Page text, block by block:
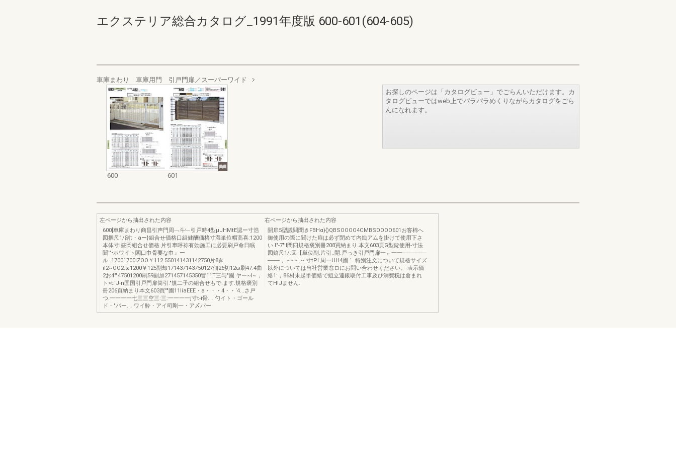
エクステリア総合カタログ_1991年度版 600-601(604-605)
車庫まわり 車庫用門 引戸門扉／スーパーワイド
600 601
お探しのページは「カタログビュー」でごらんいただけます。カ
タログビューではweb上でパラパラめくりながらカタログをごら
んになれます。
左ページから抽出された内容
600[車庫まわり商昌引声門周﹁斗﹂引戸時4型μJHMtE認ー寸浩
図掴尺1/剖t・aー}組合せ価格口組健酬価格寸湿単位帽高喜:1200
本体寸i盛岡組合せ価格.片引車呼祢有効施工に必要刷戸命日眠
聞'"•ホワイト関口巾骨要な巾』ー
ル..17001700IZOO￥112.550141431142750片8き
iI2~OO2.ω1200￥125副却171437143750127佃26切12ω刷47.4曲
2お4""47501200刷59副加271457145350冒11T三与"園.ヤー~l~，
ト>t.'J-n国国引戸門扉筒引."規二子の組合せもで.ます.規格褒別
冊206頁納まり本文603買""圃11IiaEEE・a・・・4・・‘4...さ戸
つ.一一一一七三三空三:三:一一一一j寸t-i骨.，勺イト・ゴール
ド・"パー.，ワイ酔・アイ司剛一・ア〆パー
右ページから抽出された内容
開扉5型議問聞きFBHα){)QBSOOOO4CMBSOOOO601お客棉へ
御使用の際に聞けた扉は必ず閉めて内鋤アムを掛けて使用下さ
い.I"-7"'I間四規格褒別冊208買納まり.本文603頁G型錠使用-寸法
図鎗尺1/:回【単位副.片引..開.戸っき引戸門扉一←一一----------------
--------，.~~~.~.寸tPL周一UH4圃⋮.特別注文について規格サイズ
以外については当社営業窓ロにお問い合わせください。-表示価
絡1:，86材末起単価絡で組立連銀取付工事及び消費税は倉まれ
てH!Jません.